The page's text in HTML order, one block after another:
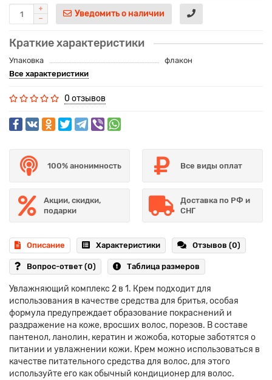
Уведомить о наличии
Краткие характеристики
Упаковка
флакон
Все характеристики
0 отзывов
100% анонимность Все виды оплат
Акции, скидки,
подарки
Доставка по РФ и
СНГ
Описание Характеристики Отзывов (0)
Вопрос-ответ (0) Таблица размеров
Увлажняющий комплекс 2 в 1. Крем подходит для
использования в качестве средства для бритья, особая
формула предупреждает образование покраснений и
раздражение на коже, вросших волос, порезов. В составе
пантенол, ланолин, кератин и жожоба, которые заботятся о
питании и увлажнении кожи. Крем можно использоваться в
качестве питательного средства для волос, для этого
используйте его как обычный кондиционер для волос.